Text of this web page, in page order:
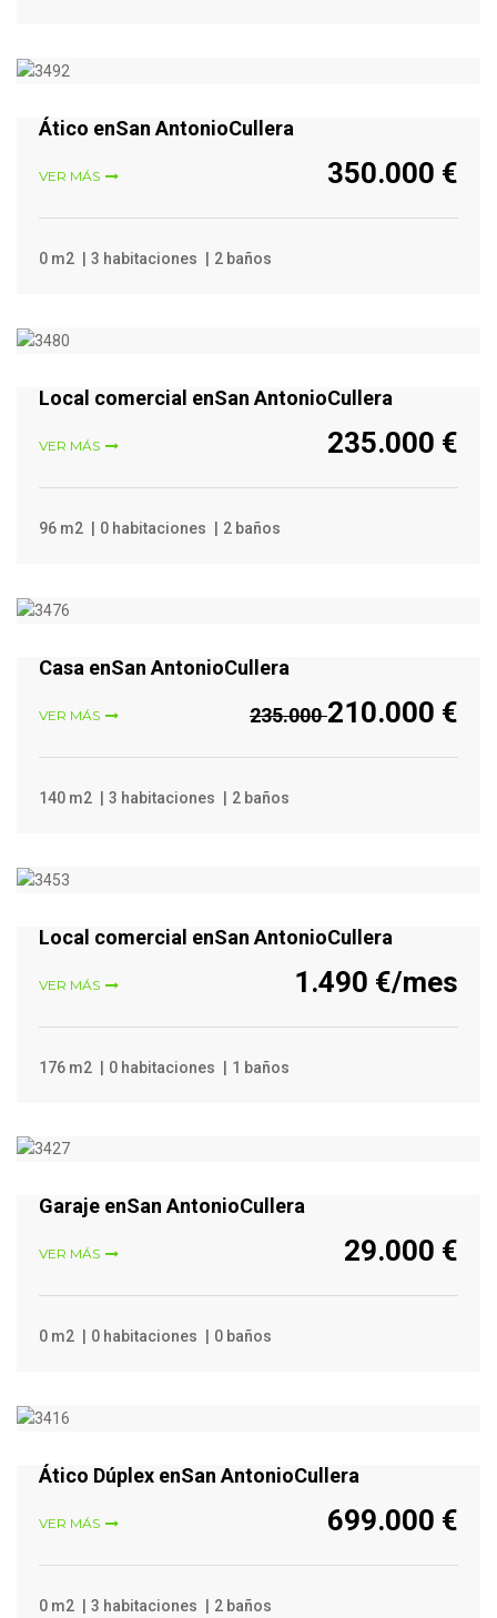
Ático enSan AntonioCullera
VER MÁS 350.000 €
0 m2 3 habitaciones 2 baños
Local comercial enSan AntonioCullera
VER MÁS 235.000 €
96 m2 0 habitaciones 2 baños
Casa enSan AntonioCullera
VER MÁS 235.000210.000 €
140 m2 3 habitaciones 2 baños
Local comercial enSan AntonioCullera
VER MÁS 1.490 €/mes
176 m2 0 habitaciones 1 baños
Garaje enSan AntonioCullera
VER MÁS 29.000 €
0 m2 0 habitaciones 0 baños
Ático Dúplex enSan AntonioCullera
VER MÁS 699.000 €
0 m2 3 habitaciones 2 baños